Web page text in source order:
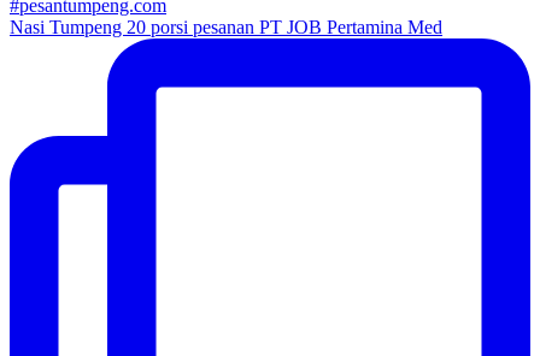
Nasi Tumpeng 20 porsi pesanan PT JOB Pertamina Med